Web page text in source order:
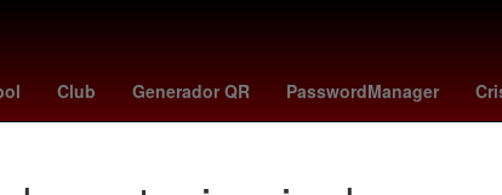
Club Generador QR PasswordManager
Pago Gobierno Selección de baloncesto de Estados